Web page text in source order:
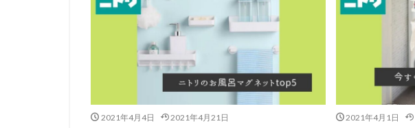
2021年4月4日 2021年4月21日 2021年4月1日